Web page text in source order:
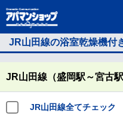
JR山田線の浴室乾燥機付
JR山田線（盛岡駅～宮古駅
JR山田線全てチェック